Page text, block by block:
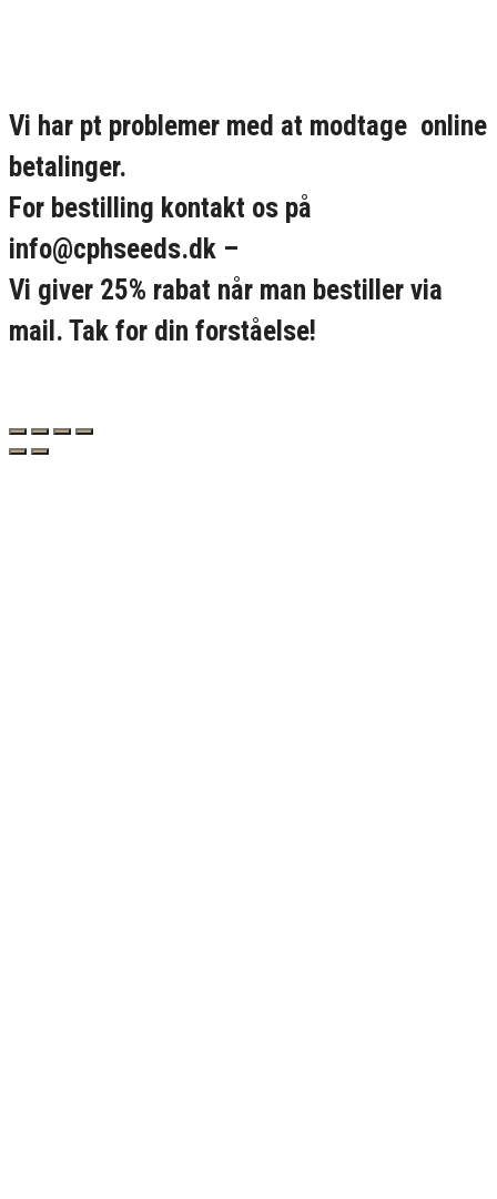
Vi har pt problemer med at modtage online
betalinger.
For bestilling kontakt os på
info@cphseeds.dk –
Vi giver 25% rabat når man bestiller via
mail. Tak for din forståelse!